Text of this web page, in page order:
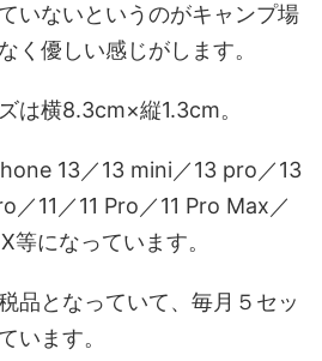
いないというのがキャンプ場
く優しい感じがします。
は横8.3cm×縦1.3cm。
13／13 mini／13 pro／13
11／11 Pro／11 Pro Max／
等になっています。
品となっていて、毎月５セッ
います。